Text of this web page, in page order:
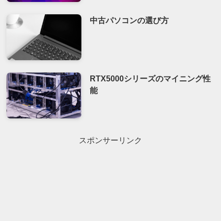
中古パソコンの選び方
RTX5000シリーズのマイニング性
能
スポンサーリンク